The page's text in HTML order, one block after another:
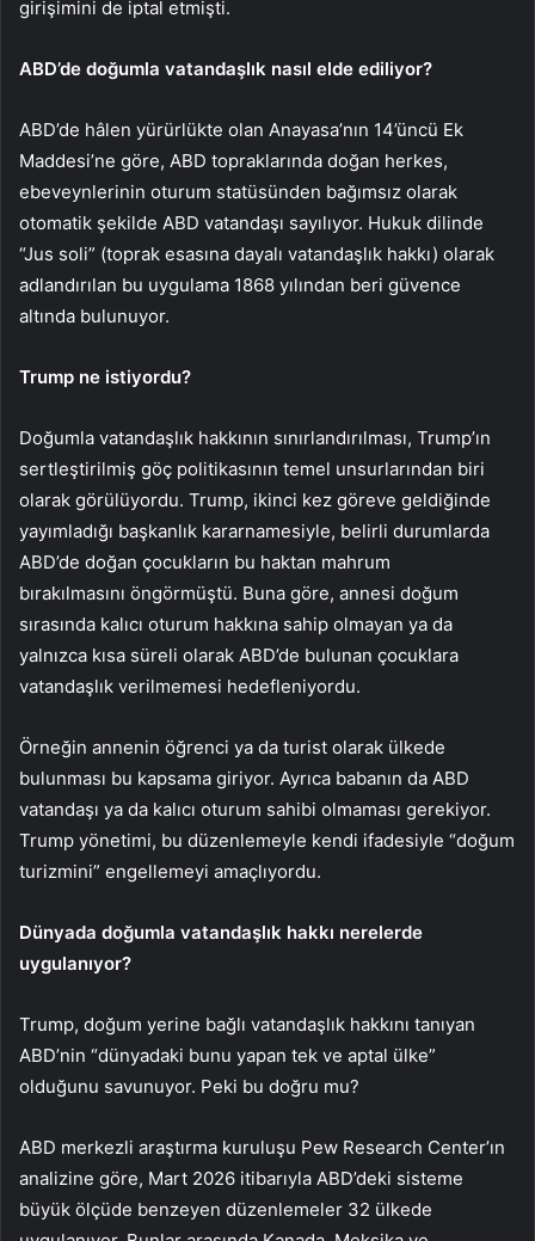
girişimini de iptal etmişti.
ABD’de doğumla vatandaşlık nasıl elde ediliyor?
ABD’de hâlen yürürlükte olan Anayasa’nın 14’üncü Ek
Maddesi’ne göre, ABD topraklarında doğan herkes,
ebeveynlerinin oturum statüsünden bağımsız olarak
otomatik şekilde ABD vatandaşı sayılıyor. Hukuk dilinde
“Jus soli” (toprak esasına dayalı vatandaşlık hakkı) olarak
adlandırılan bu uygulama 1868 yılından beri güvence
altında bulunuyor.
Trump ne istiyordu?
Doğumla vatandaşlık hakkının sınırlandırılması, Trump’ın
sertleştirilmiş göç politikasının temel unsurlarından biri
olarak görülüyordu. Trump, ikinci kez göreve geldiğinde
yayımladığı başkanlık kararnamesiyle, belirli durumlarda
ABD’de doğan çocukların bu haktan mahrum
bırakılmasını öngörmüştü. Buna göre, annesi doğum
sırasında kalıcı oturum hakkına sahip olmayan ya da
yalnızca kısa süreli olarak ABD’de bulunan çocuklara
vatandaşlık verilmemesi hedefleniyordu.
Örneğin annenin öğrenci ya da turist olarak ülkede
bulunması bu kapsama giriyor. Ayrıca babanın da ABD
vatandaşı ya da kalıcı oturum sahibi olmaması gerekiyor.
Trump yönetimi, bu düzenlemeyle kendi ifadesiyle “doğum
turizmini” engellemeyi amaçlıyordu.
Dünyada doğumla vatandaşlık hakkı nerelerde
uygulanıyor?
Trump, doğum yerine bağlı vatandaşlık hakkını tanıyan
ABD’nin “dünyadaki bunu yapan tek ve aptal ülke”
olduğunu savunuyor. Peki bu doğru mu?
ABD merkezli araştırma kuruluşu Pew Research Center’ın
analizine göre, Mart 2026 itibarıyla ABD’deki sisteme
büyük ölçüde benzeyen düzenlemeler 32 ülkede